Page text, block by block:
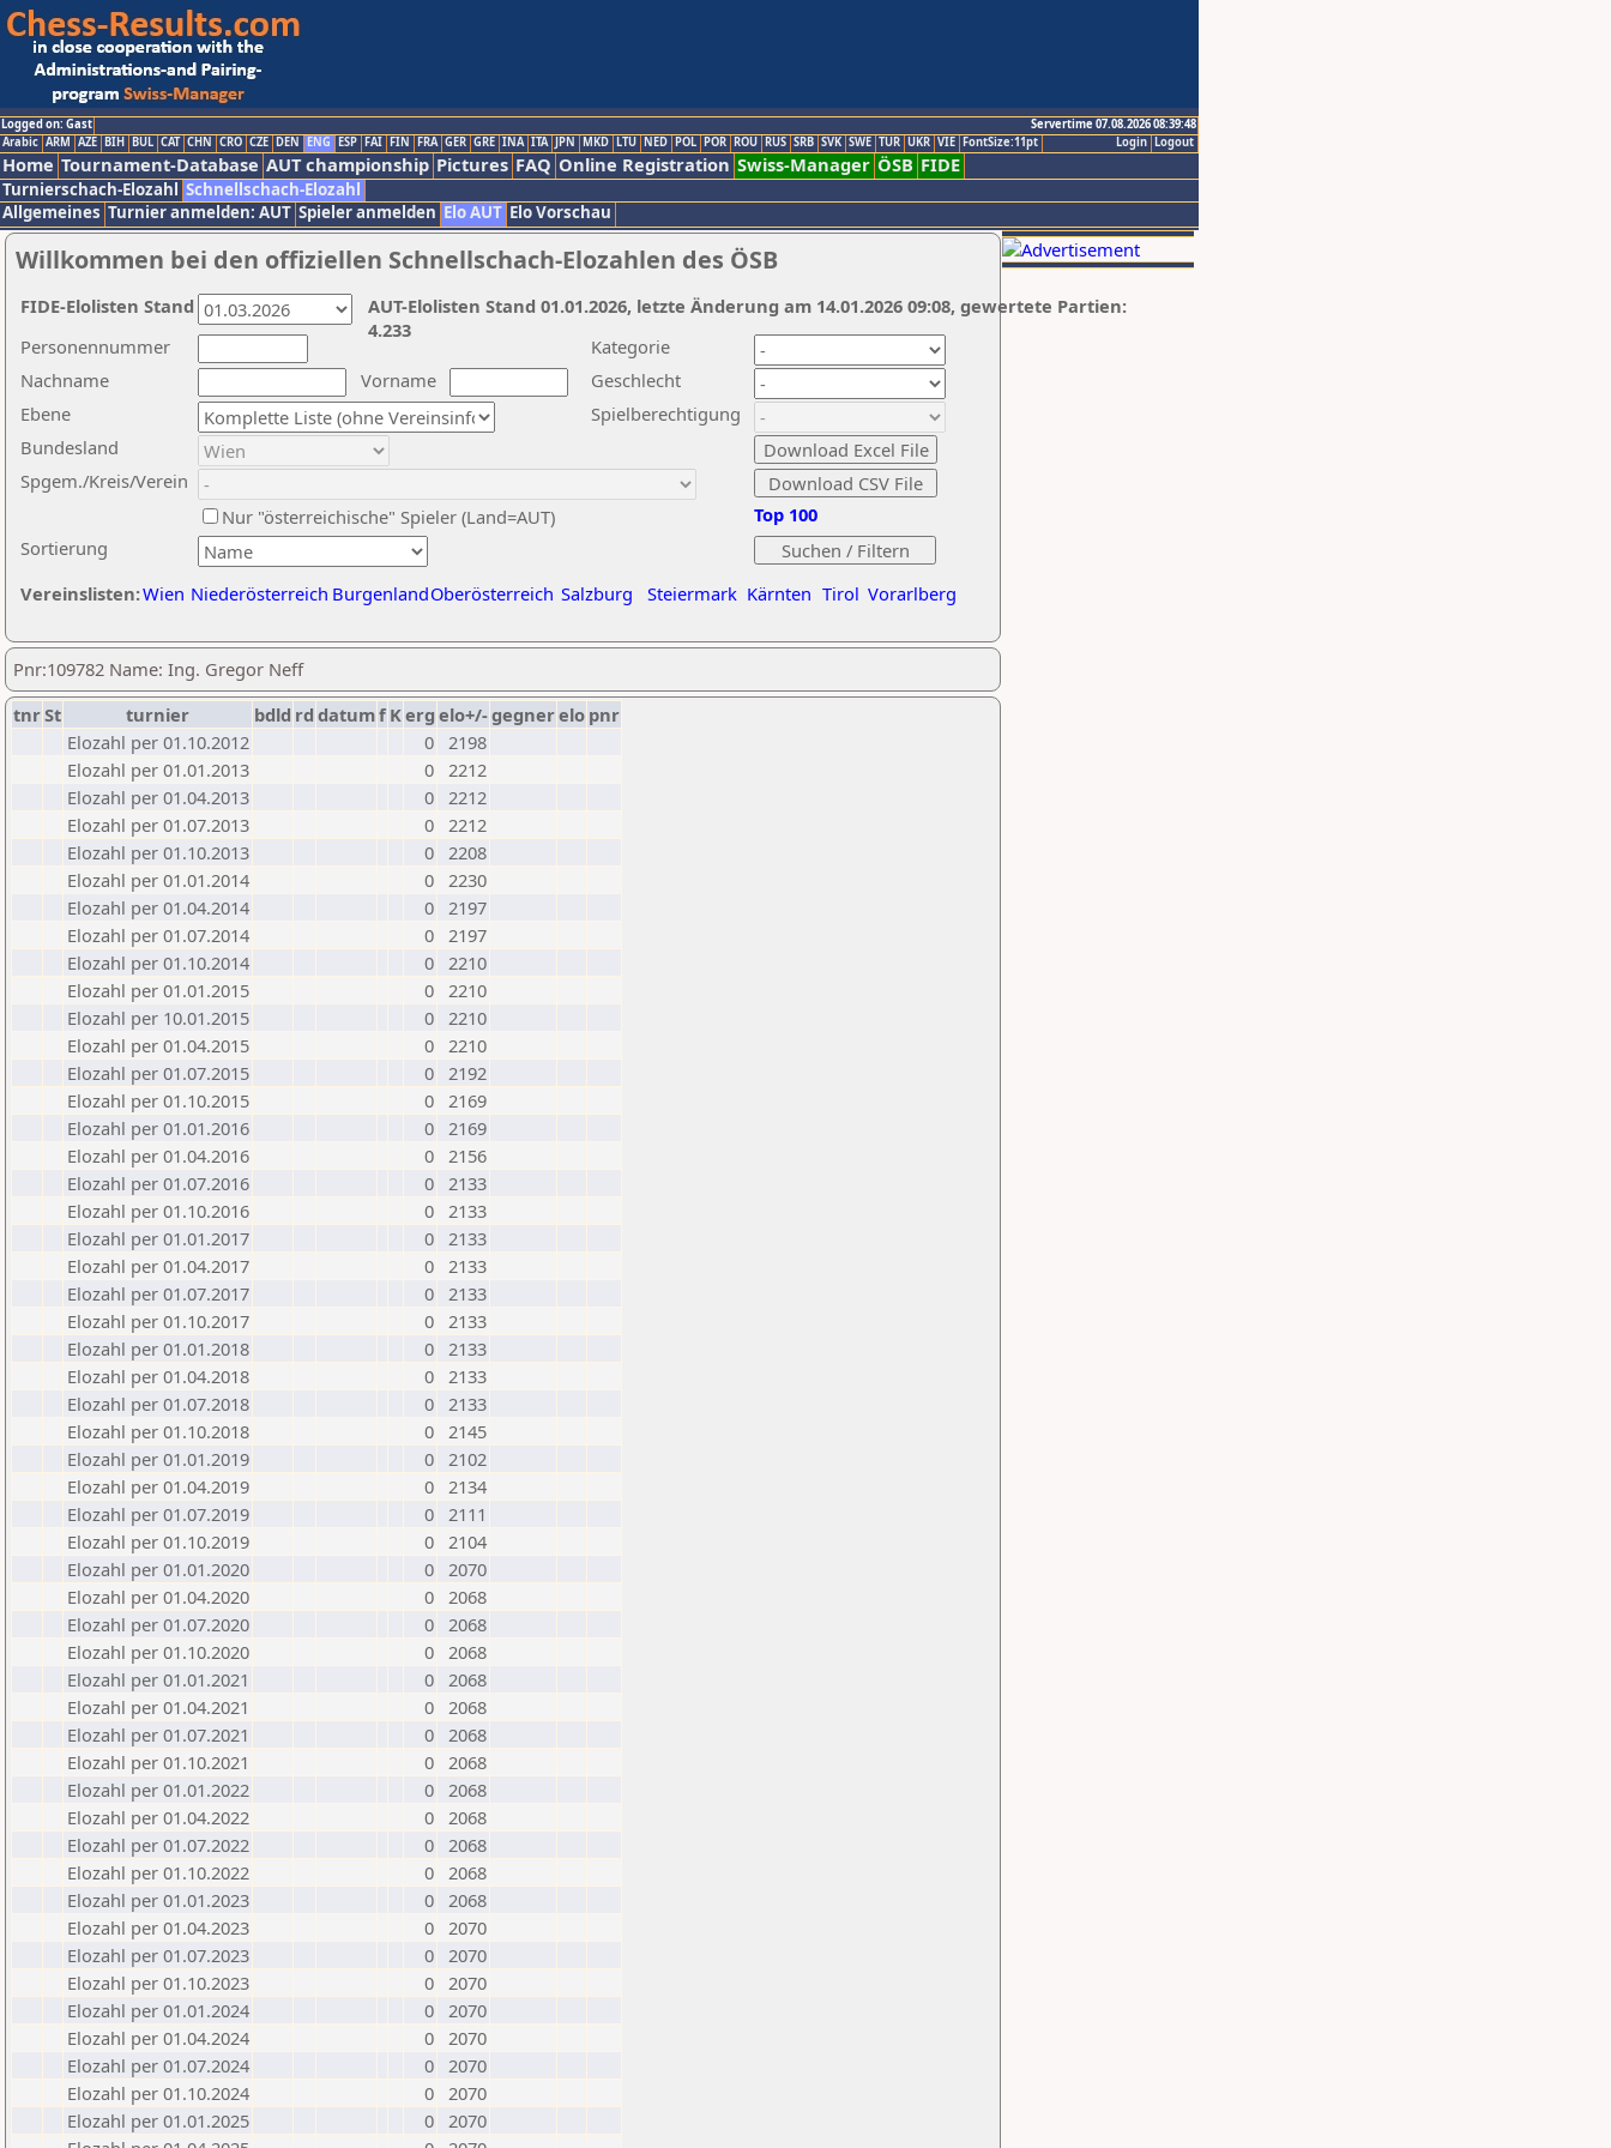
Logged on: Gast
Servertime 07.08.2026 08:39:48
Logout
Login
Arabic ARM AZE BIH BUL CAT CHN CRO CZE DEN ENG ESP FAI FIN FRA GER GRE INA ITA JPN MKD LTU NED POL POR ROU RUS SRB SVK SWE TUR UKR VIE FontSize:11pt
Home Tournament-Database AUT championship Pictures FAQ Online Registration Swiss-Manager ÖSB FIDE
Turnierschach-Elozahl Schnellschach-Elozahl
Allgemeines Turnier anmelden: AUT Spieler anmelden Elo AUT Elo Vorschau
Willkommen bei den offiziellen Schnellschach-Elozahlen des ÖSB
Nachname
Vorname
Ebene
Kategorie
Sortierung
Personennummer
Bundesland
Spgem./Kreis/Verein
Geschlecht
Nur "österreichische" Spieler (Land=AUT)
Spielberechtigung
Vereinslisten:Wien Niederösterreich BurgenlandOberösterreich Salzburg Steiermark Kärnten Tirol Vorarlberg
Top 100
AUT-Elolisten Stand 01.01.2026, letzte Änderung am 14.01.2026 09:08, gewertete Partien:
4.233
FIDE-Elolisten Stand
Pnr:109782 Name: Ing. Gregor Neff
tnrSt turnier bdld rd datumf Kerg elo+/-gegnerelo pnr
Elozahl per 01.10.2012
0 2198
Elozahl per 01.01.2013
0 2212
Elozahl per 01.04.2013
0 2212
Elozahl per 01.07.2013
0 2212
Elozahl per 01.10.2013
0 2208
Elozahl per 01.01.2014
0 2230
Elozahl per 01.04.2014
0 2197
Elozahl per 01.07.2014
0 2197
Elozahl per 01.10.2014
0 2210
Elozahl per 01.01.2015
0 2210
Elozahl per 10.01.2015
0 2210
Elozahl per 01.04.2015
0 2210
Elozahl per 01.07.2015
0 2192
Elozahl per 01.10.2015
0 2169
Elozahl per 01.01.2016
0 2169
Elozahl per 01.04.2016
0 2156
Elozahl per 01.07.2016
0 2133
Elozahl per 01.10.2016
0 2133
Elozahl per 01.01.2017
0 2133
Elozahl per 01.04.2017
0 2133
Elozahl per 01.07.2017
0 2133
Elozahl per 01.10.2017
0 2133
Elozahl per 01.01.2018
0 2133
Elozahl per 01.04.2018
0 2133
Elozahl per 01.07.2018
0 2133
Elozahl per 01.10.2018
0 2145
Elozahl per 01.01.2019
0 2102
Elozahl per 01.04.2019
0 2134
Elozahl per 01.07.2019
0 2111
Elozahl per 01.10.2019
0 2104
Elozahl per 01.01.2020
0 2070
Elozahl per 01.04.2020
0 2068
Elozahl per 01.07.2020
0 2068
Elozahl per 01.10.2020
0 2068
Elozahl per 01.01.2021
0 2068
Elozahl per 01.04.2021
0 2068
Elozahl per 01.07.2021
0 2068
Elozahl per 01.10.2021
0 2068
Elozahl per 01.01.2022
0 2068
Elozahl per 01.04.2022
0 2068
Elozahl per 01.07.2022
0 2068
Elozahl per 01.10.2022
0 2068
Elozahl per 01.01.2023
0 2068
Elozahl per 01.04.2023
0 2070
Elozahl per 01.07.2023
0 2070
Elozahl per 01.10.2023
0 2070
Elozahl per 01.01.2024
0 2070
Elozahl per 01.04.2024
0 2070
Elozahl per 01.07.2024
0 2070
Elozahl per 01.10.2024
0 2070
Elozahl per 01.01.2025
0 2070